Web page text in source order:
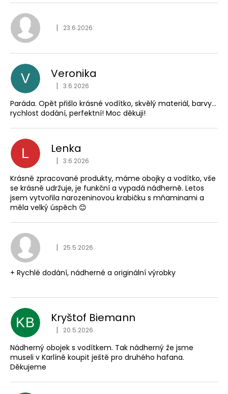
Hodnocení
| 23.6.2026
V Veronika
Hodnocení
| 3.6.2026
Paráda. Opět přišlo krásné vodítko, skvělý materiál, barvy…
rychlost dodání, perfektní! Moc děkuji!
L Lenka
Hodnocení
| 3.6.2026
Krásně zpracované produkty, máme obojky a vodítko, vše
se krásně udržuje, je funkční a vypadá nádherně. Letos
jsem vytvořila narozeninovou krabičku s mňaminami a
měla velký úspěch 😊
Hodnocení
| 25.5.2026
+ Rychlé dodání, nádherné a originální výrobky
KB Kryštof Biemann
Hodnocení
| 20.5.2026
Nádherný obojek s vodítkem. Tak nádherný že jsme
museli v Karlíně koupit ještě pro druhého hafana.
Děkujeme
e
m
e